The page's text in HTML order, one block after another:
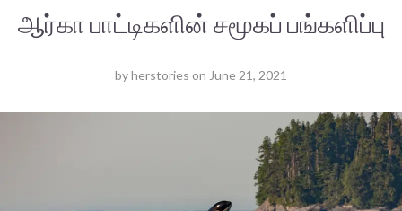
ஆர்கா பாட்டிகளின் சமூகப் பங்களிப்பு
byherstories on June 21, 2021